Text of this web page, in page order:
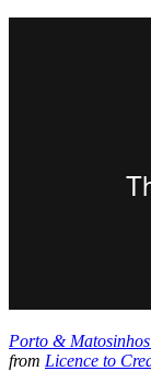
Porto &
from Licence to